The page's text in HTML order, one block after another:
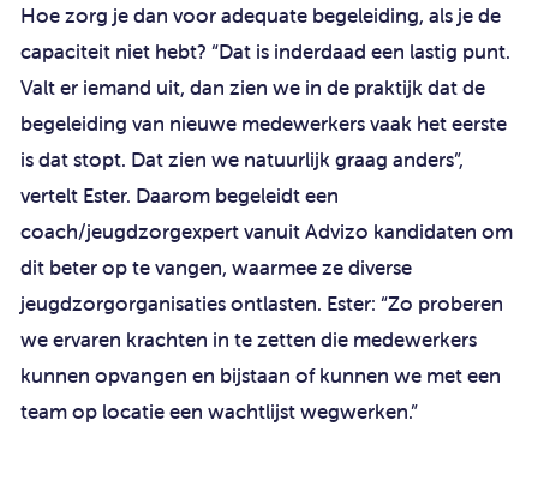
Hoe zorg je dan voor adequate begeleiding, als je de
capaciteit niet hebt? “Dat is inderdaad een lastig punt.
Valt er iemand uit, dan zien we in de praktijk dat de
begeleiding van nieuwe medewerkers vaak het eerste
is dat stopt. Dat zien we natuurlijk graag anders”,
vertelt Ester. Daarom begeleidt een
coach/jeugdzorgexpert vanuit Advizo kandidaten om
dit beter op te vangen, waarmee ze diverse
jeugdzorgorganisaties ontlasten. Ester: “Zo proberen
we ervaren krachten in te zetten die medewerkers
kunnen opvangen en bijstaan of kunnen we met een
team op locatie een wachtlijst wegwerken.”